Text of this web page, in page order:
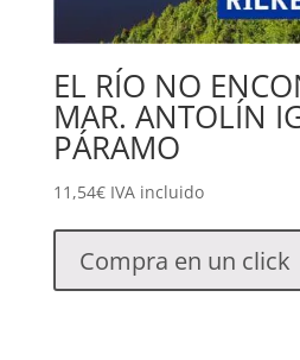
EL RÍO NO
MAR. ANTOLÍN
PÁRAMO
11,54€ IVA incluido
Compra en un click